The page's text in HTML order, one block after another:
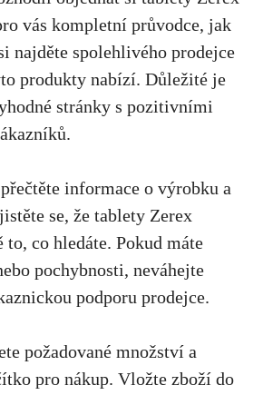
vás kompletní průvodce, jak
najděte spolehlivého prodejce
produkty nabízí. Důležité je
stránky s pozitivními
informace o výrobku a
se, že tablety Zerex
to, co hledáte. Pokud máte
pochybnosti, neváhejte
podporu prodejce.
požadované množství a
pro nákup. Vložte zboží do